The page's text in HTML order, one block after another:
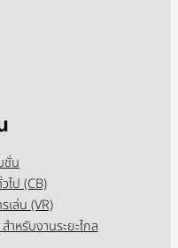
ชั่น
ไป (CB)
ล่น (VR)
หรับงานระยะไกล